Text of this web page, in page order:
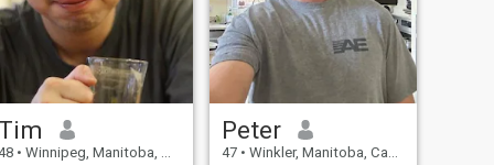
Tim
• Winnipeg, Manitoba, Canada
Peter
47 • Winkler, Manitoba, Canada